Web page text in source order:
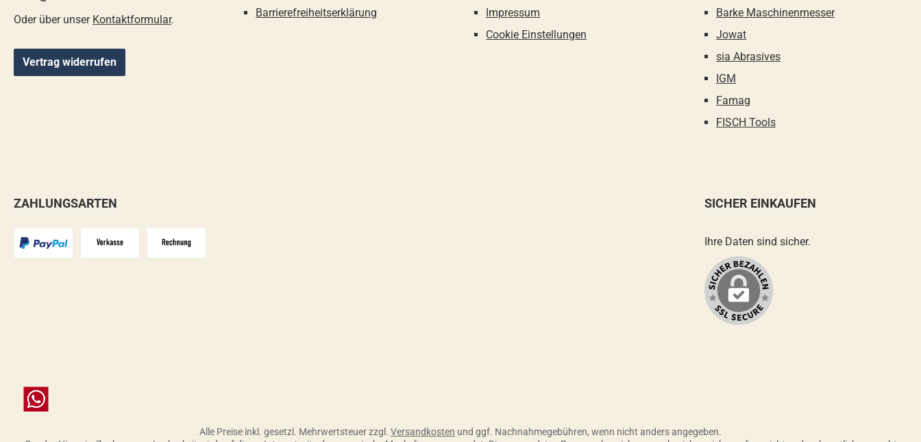
Oder über unser Kontaktformular.
Vertrag widerrufen
Barrierefreiheitserklärung
Impressum
Cookie Einstellungen
Barke Maschinenmesser
Jowat
sia Abrasives
IGM
Famag
FISCH Tools
ZAHLUNGSARTEN SICHER EINKAUFEN
Ihre Daten sind sicher.
Chat
Alle Preise inkl. gesetzl. Mehrwertsteuer zzgl. Versandkosten und ggf. Nachnahmegebühren, wenn nicht anders angegeben.